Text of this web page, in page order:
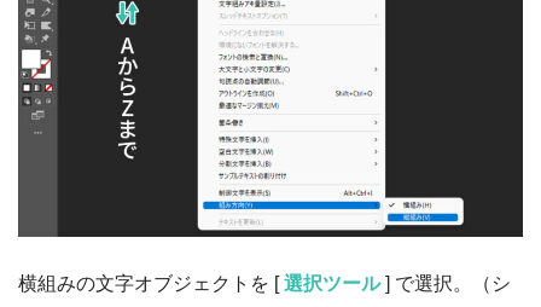
横組みの文字オブジェクトを [選択ツール] で選択。（シ